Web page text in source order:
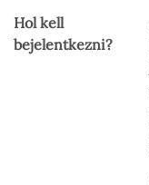
Hol kell
bejelentkezni?